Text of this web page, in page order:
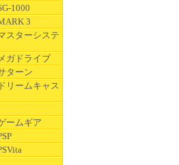
1000
3
スターシステ
ガドライブ
ターン
リームキャス
ームギア